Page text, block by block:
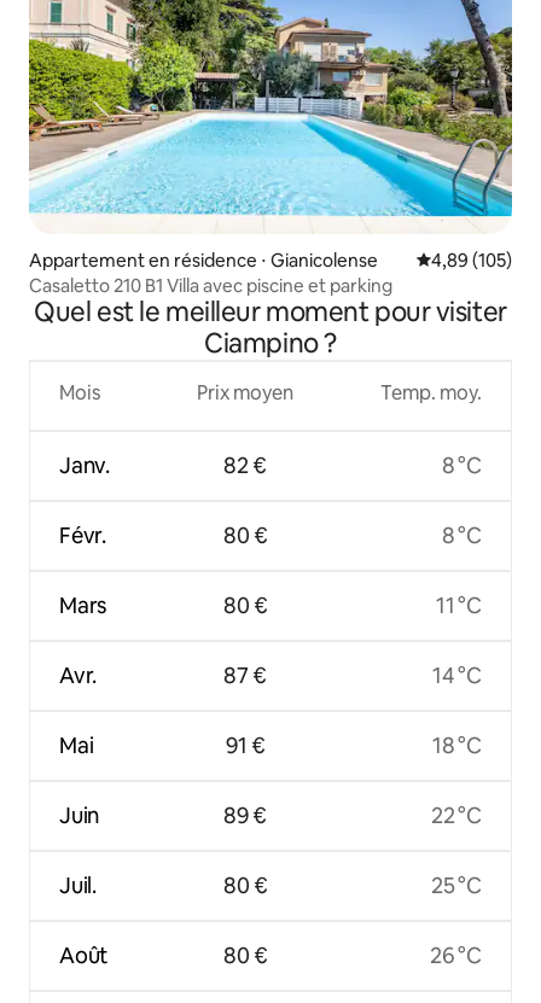
Appartement en résidence ⋅ Gianicolense Évaluation
4,89 (105)
Casaletto 210 B1 Villa avec piscine et parking
Quel est le meilleur moment pour visiter
Ciampino ?
Mois
Janv.
Févr.
Mars
Avr.
Mai
Juin
Juil.
Août
Prix moyen
82 €
80 €
80 €
87 €
91 €
89 €
80 €
80 €
Temp. moy.
8 °C
8 °C
11 °C
14 °C
18 °C
22 °C
25 °C
26 °C